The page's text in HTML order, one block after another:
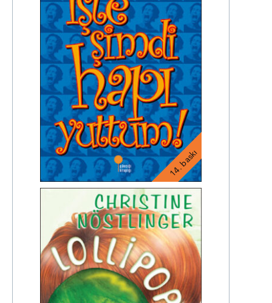
14. baskı